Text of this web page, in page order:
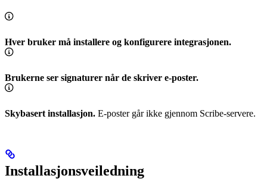
Hver bruker må installere og konfigurere integrasjonen.
Brukerne ser signaturer når de skriver e-poster.
Skybasert installasjon. E-poster går ikke gjennom Scribe-servere.
Installasjonsveiledning